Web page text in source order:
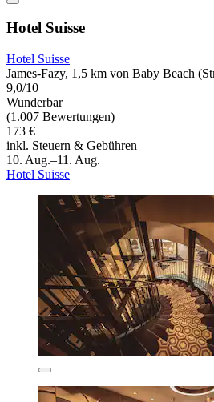
Hotel Suisse
Hotel Suisse
James-Fazy, 1,5 km von Baby Beach
9,0/10
Wunderbar
(1.007 Bewertungen)
173 €
inkl. Steuern & Gebühren
10. Aug.–11. Aug.
Hotel Suisse